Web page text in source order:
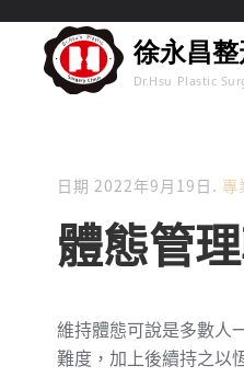
日期 2022年9月19日 . 專
體態管
維持體態可說是多數人
難度，加上後續持之以